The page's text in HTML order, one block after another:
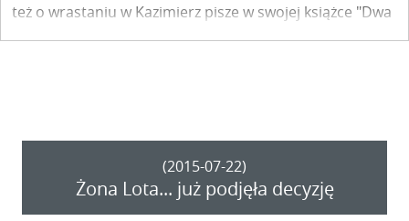
też o wrastaniu w Kazimierz pisze w swojej książce "Dwa
brzegi ponad tęczą" - w rozdziale "Są mną" - Ewa Pisula -
(2015-07-22)
Żona Lota... już podjęła decyzję